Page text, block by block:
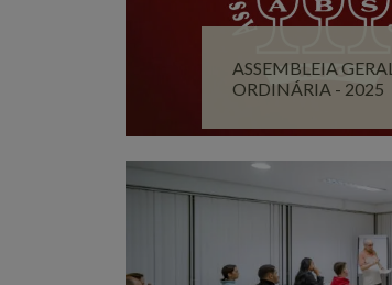
ASSEMBLEIA GERAL
ORDINÁRIA - 2025